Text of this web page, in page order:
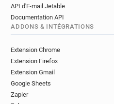
API d'E-mail Jetable
Documentation API
ADDONS & INTÉGRATIONS
Extension Chrome
Extension Firefox
Extension Gmail
Google Sheets
Zapier